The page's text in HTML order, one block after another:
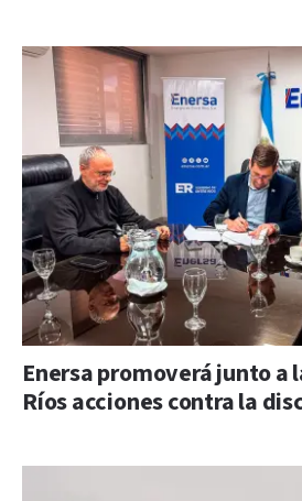
Enersa promoverá junto a
Ríos acciones contra la